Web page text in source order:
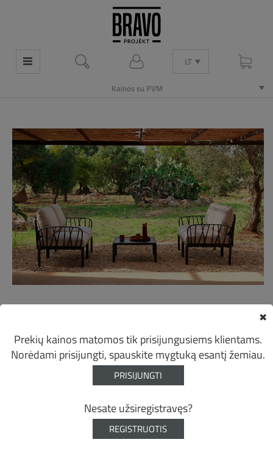
LT
Kainos su PVM
BRAVO komanda 2019-05-14 18:14:38
Minkšti baldai kavinių terasoje
tai vienas centrinių terasos taškų ir baldai, kurie bus
aktyviai naudojami ne vienerius metus, turi būti patrauklūs bei
Prekių kainos matomos tik prisijungusiems klientams.
Norėdami prisijungti, spauskite mygtuką esantį žemiau.
PRISIJUNGTI
Nesate užsiregistravęs?
REGISTRUOTIS
✖